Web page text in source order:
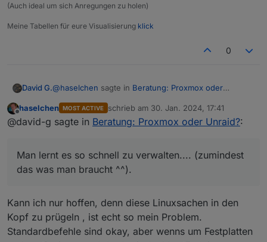
(Auch ideal um sich Anregungen zu holen)
Meine Tabellen für eure Visualisierung klick
0
David G.@haselchen sagte in Beratung: Proxmox oder
Ich versuche erstmal mit Proxmox warm zu
kaufen, aber erstmal die eine Software
ausprobieren.
ich denke, dass du auf proxmox hängen bleiben wirst
Man lernt es so schnell zu verwalten.... (zumindest
Offline
haselchen MOST ACTIVE schrieb am 30. Jan. 2024, 17:41
zuletzt editiert von
@david-g sagte in Beratung: Proxmox oder Unraid?:
Man lernt es so schnell zu verwalten.... (zumindest
das was man braucht ^^).
Kann ich nur hoffen, denn diese Linuxsachen in den
Kopf zu prügeln , ist echt so mein Problem.
Standardbefehle sind okay, aber wenns um Festplatten